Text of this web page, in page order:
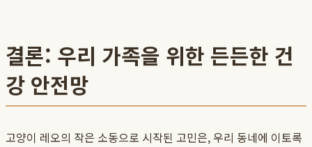
결론: 우리 가족을 위한 든든한 건
강 안전망
고양이 레오의 작은 소동으로 시작된 고민은, 우리 동네에 이토록